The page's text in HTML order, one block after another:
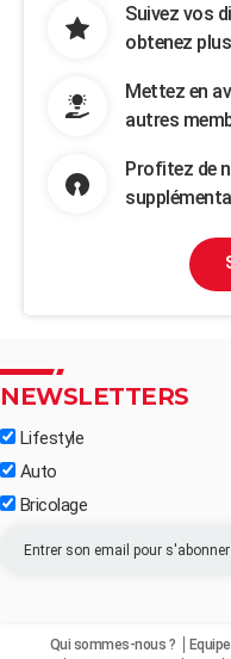
Suivez vos
obtenez
Mettez en
autres
Profitez de
NEWSLETTERS
Lifestyle
Auto
Bricolage
Qui sommes-nous ? Equipe